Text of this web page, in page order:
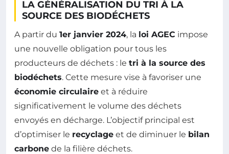
LA GÉNÉRALISATION DU TRI À LA
SOURCE DES BIODÉCHETS
A partir du 1er janvier 2024, la loi AGEC impose
une nouvelle obligation pour tous les
producteurs de déchets : le tri à la source des
biodéchets. Cette mesure vise à favoriser une
économie circulaire et à réduire
significativement le volume des déchets
envoyés en décharge. L’objectif principal est
d’optimiser le recyclage et de diminuer le bilan
carbone de la filière déchets.